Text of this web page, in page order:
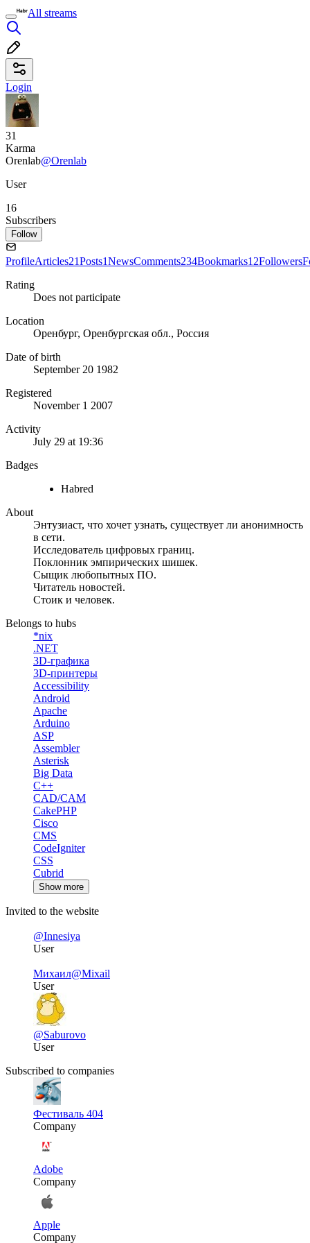
All streams
Login
31
Karma
Orenlab@Orenlab
User
16
Subscribers
Follow
ProfileArticles21Posts1NewsComments234Bookmarks12Followers
Rating
Does not participate
Location
Оренбург, Оренбургская обл., Россия
Date of birth
September 20 1982
Registered
November 1 2007
Activity
July 29 at 19:36
Badges
Habred
About
Энтузиаст, что хочет узнать, существует ли анонимность
в сети.
Исследователь цифровых границ.
Поклонник эмпирических шишек.
Сыщик любопытных ПО.
Читатель новостей.
Стоик и человек.
Belongs to hubs
*nix
.NET
3D-графика
3D-принтеры
Accessibility
Android
Apache
Arduino
ASP
Assembler
Asterisk
Big Data
C++
CAD/CAM
CakePHP
Cisco
CMS
CodeIgniter
CSS
Cubrid
Show more
Invited to the website
@Innesiya
User
Михаил@Mixail
User
@Saburovo
User
Subscribed to companies
Фестиваль 404
Company
Adobe
Company
Apple
Company